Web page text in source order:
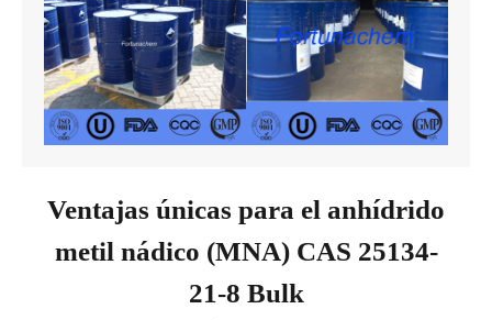
Ventajas únicas para el anhídrido
metil nádico (MNA) CAS 25134-
21-8 Bulk